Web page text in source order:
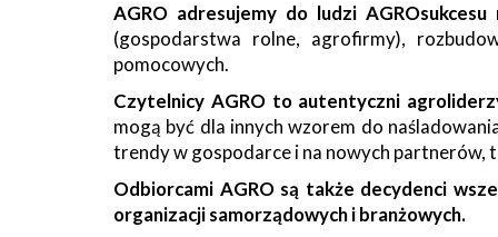
AGRO adresujemy do ludzi AGROsukcesu
(gospodarstwa rolne, agrofirmy),
pomocowych.
Czytelnicy AGRO to autentyczni
mogą być dla innych wzorem do
trendy w gospodarce i na nowych partnerów,
Odbiorcami AGRO są także decydenci
organizacji samorządowych i branżowych.